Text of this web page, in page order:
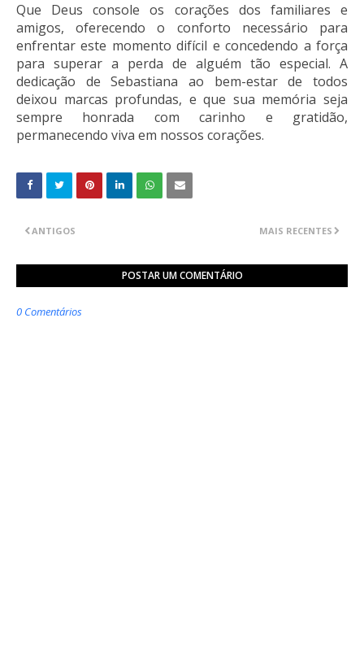
Que Deus console os corações dos familiares e
amigos, oferecendo o conforto necessário para
enfrentar este momento difícil e concedendo a força
para superar a perda de alguém tão especial. A
dedicação de Sebastiana ao bem-estar de todos
deixou marcas profundas, e que sua memória seja
sempre honrada com carinho e gratidão,
permanecendo viva em nossos corações.
MAIS RECENTES
ANTIGOS
POSTAR UM COMENTÁRIO
0 Comentários